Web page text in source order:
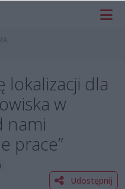
lokalizacji dla
w
nami
prace”
Udostępnij